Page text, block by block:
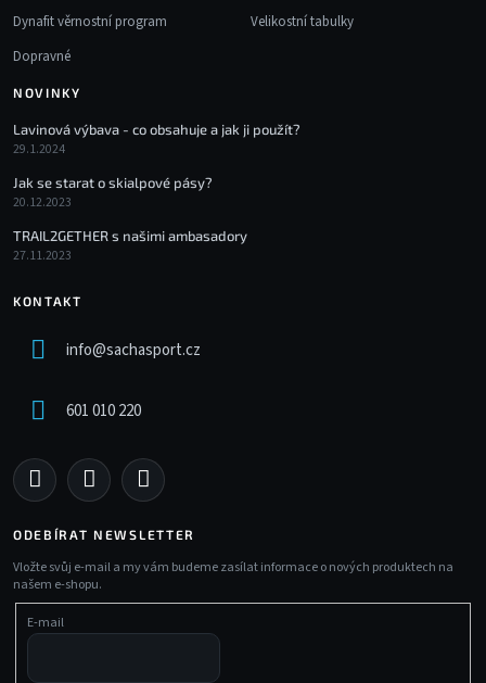
Dynafit věrnostní program
Dopravné
Velikostní tabulky
NOVINKY
Lavinová výbava - co obsahuje a jak ji použít?
29.1.2024
Jak se starat o skialpové pásy?
20.12.2023
TRAIL2GETHER s našimi ambasadory
27.11.2023
KONTAKT
info@sachasport.cz
601 010 220
ODEBÍRAT NEWSLETTER
Vložte svůj e-mail a my vám budeme zasílat informace o nových produktech na
našem e-shopu.
E-mail